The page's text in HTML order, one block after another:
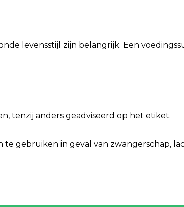
levensstijl zijn belangrijk. Een
tenzij anders geadviseerd op het etiket.
gebruiken in geval van zwangerschap,